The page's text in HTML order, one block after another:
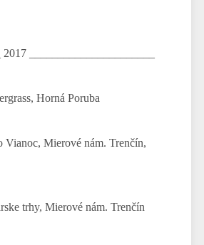
2017 ______________________
Horná Poruba
Vianoc, Mierové nám. Trenčín,
trhy, Mierové nám. Trenčín